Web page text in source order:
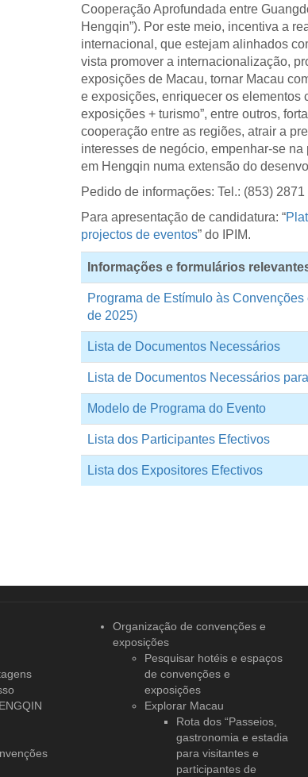
Cooperação Aprofundada entre
Hengqin”). Por este meio, incentiva a
internacional, que estejam alinhados
vista promover a internacionalização,
exposições de Macau, tornar Macau
e exposições, enriquecer os elementos
exposições + turismo”, entre outros,
cooperação entre as regiões, atrair a
interesses de negócio, empenhar-se
em Hengqin numa extensão do
Pedido de informações: Tel.: (853)
Para apresentação de candidatura: “
projectos de eventos” do IPIM.
Informações e formulários
Programa de Estímulo às
de 2025)
Lista de Documentos Necessários
Lista de Documentos Necessários
Modelo de Programa do Evento
Lista dos Participantes Efectivos
Lista dos Expositores Efectivos
Organização de convençõese
exposições
Pesquisar hotéis e espaços
de convenções e
exposições
Explorar Macau
Rota dos “Passeios,
gastronomia e estadia
para visitantes e
participantes de